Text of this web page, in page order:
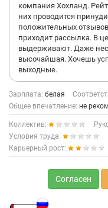
компания Хохланд.
них проводится
положительных
приходит рассылка. В
выдерживают. Даже
высочайшая. Хочешь
выходные.
Зарплата: белая
Общее впечатление: не
Коллектив:
Условия труда:
Карьерный рост:
Согласен